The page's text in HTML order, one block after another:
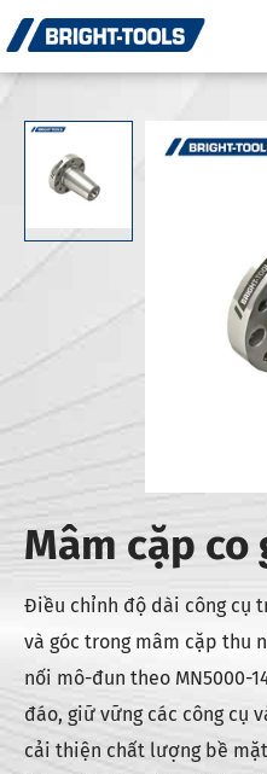
Mâm cặp co
Điều chỉnh độ dài công cụ
và góc trong mâm cặp thu
nối mô-đun theo MN5000-
đáo, giữ vững các công cụ
cải thiện chất lượng bề